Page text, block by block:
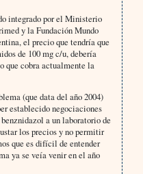
integrado por el Ministerio
y la Fundación Mundo
el precio que tendría que
de 100 mg c/u, debería
que cobra actualmente la
(que data del año 2004)
establecido negociaciones
a un laboratorio de
los precios y no permitir
que es difícil de entender
ya se veía venir en el año